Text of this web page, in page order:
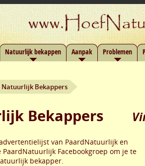
Natuurlijk bekappen Aanpak Problemen
Natuurlijk Bekappers
Bekappers
van PaardNatuurlijk en
Facebookgroep om je te
bekapper.